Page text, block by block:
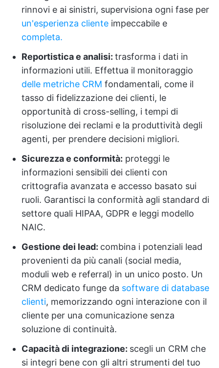
rinnovi e ai sinistri, supervisiona ogni fase per
un'esperienza cliente impeccabile e
completa.
Reportistica e analisi: trasforma i dati in
informazioni utili. Effettua il monitoraggio
delle metriche CRM fondamentali, come il
tasso di fidelizzazione dei clienti, le
opportunità di cross-selling, i tempi di
risoluzione dei reclami e la produttività degli
agenti, per prendere decisioni migliori.
Sicurezza e conformità: proteggi le
informazioni sensibili dei clienti con
crittografia avanzata e accesso basato sui
ruoli. Garantisci la conformità agli standard di
settore quali HIPAA, GDPR e leggi modello
NAIC.
Gestione dei lead: combina i potenziali lead
provenienti da più canali (social media,
moduli web e referral) in un unico posto. Un
CRM dedicato funge da software di database
clienti, memorizzando ogni interazione con il
cliente per una comunicazione senza
soluzione di continuità.
Capacità di integrazione: scegli un CRM che
si integri bene con gli altri strumenti del tuo